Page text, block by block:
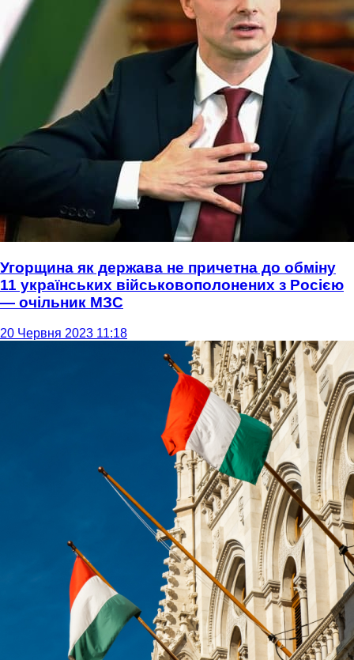
Угорщина як держава не причетна до обміну
11 українських військовополонених з Росією
— очільник МЗС
20 Червня 2023 11:18